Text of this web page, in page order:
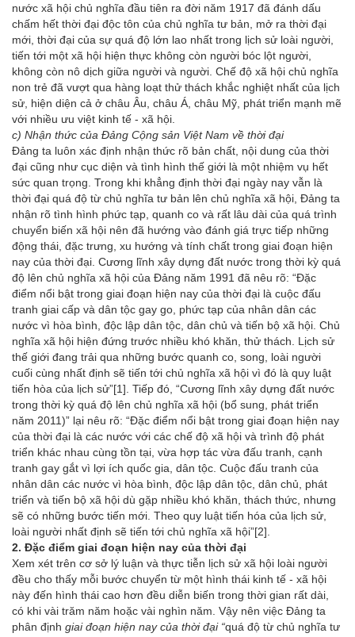
nước xã hội chủ nghĩa đầu tiên ra đời năm 1917 đã đánh dấu
chấm hết thời đại độc tôn của chủ nghĩa tư bản, mở ra thời đại
mới, thời đại của sự quá độ lớn lao nhất trong lịch sử loài người,
tiến tới một xã hội hiện thực không còn người bóc lột người,
không còn nô dịch giữa người và người. Chế độ xã hội chủ nghĩa
non trẻ đã vượt qua hàng loạt thử thách khắc nghiệt nhất của lịch
sử, hiện diện cả ở châu Âu, châu Á, châu Mỹ, phát triển mạnh mẽ
với nhiều ưu việt kinh tế - xã hội.
c) Nhận thức của Đảng Cộng sản Việt Nam về thời đại
Đảng ta luôn xác định nhận thức rõ bản chất, nội dung của thời
đại cũng như cục diện và tình hình thế giới là một nhiệm vụ hết
sức quan trọng. Trong khi khẳng định thời đại ngày nay vẫn là
thời đại quá độ từ chủ nghĩa tư bản lên chủ nghĩa xã hội, Đảng ta
nhận rõ tình hình phức tạp, quanh co và rất lâu dài của quá trình
chuyển biến xã hội nên đã hướng vào đánh giá trực tiếp những
động thái, đặc trưng, xu hướng và tính chất trong giai đoạn hiện
nay của thời đại. Cương lĩnh xây dựng đất nước trong thời kỳ quá
độ lên chủ nghĩa xã hội của Đảng năm 1991 đã nêu rõ: “Đặc
điểm nổi bật trong giai đoạn hiện nay của thời đại là cuộc đấu
tranh giai cấp và dân tộc gay go, phức tạp của nhân dân các
nước vì hòa bình, độc lập dân tộc, dân chủ và tiến bộ xã hội. Chủ
nghĩa xã hội hiện đứng trước nhiều khó khăn, thử thách. Lịch sử
thế giới đang trải qua những bước quanh co, song, loài người
cuối cùng nhất định sẽ tiến tới chủ nghĩa xã hội vì đó là quy luật
tiến hòa của lịch sử”[1]. Tiếp đó, “Cương lĩnh xây dựng đất nước
trong thời kỳ quá độ lên chủ nghĩa xã hội (bổ sung, phát triển
năm 2011)” lại nêu rõ: “Đặc điểm nổi bật trong giai đoạn hiện nay
của thời đại là các nước với các chế độ xã hội và trình độ phát
triển khác nhau cùng tồn tại, vừa hợp tác vừa đấu tranh, cạnh
tranh gay gắt vì lợi ích quốc gia, dân tộc. Cuộc đấu tranh của
nhân dân các nước vì hòa bình, độc lập dân tộc, dân chủ, phát
triển và tiến bộ xã hội dù gặp nhiều khó khăn, thách thức, nhưng
sẽ có những bước tiến mới. Theo quy luật tiến hóa của lịch sử,
loài người nhất định sẽ tiến tới chủ nghĩa xã hội”[2].
2. Đặc điểm giai đoạn hiện nay của thời đại
Xem xét trên cơ sở lý luận và thực tiễn lịch sử xã hội loài người
đều cho thấy mỗi bước chuyển từ một hình thái kinh tế - xã hội
này đến hình thái cao hơn đều diễn biến trong thời gian rất dài,
có khi vài trăm năm hoặc vài nghìn năm. Vậy nên việc Đảng ta
phân định giai đoạn hiện nay của thời đại “quá độ từ chủ nghĩa tư